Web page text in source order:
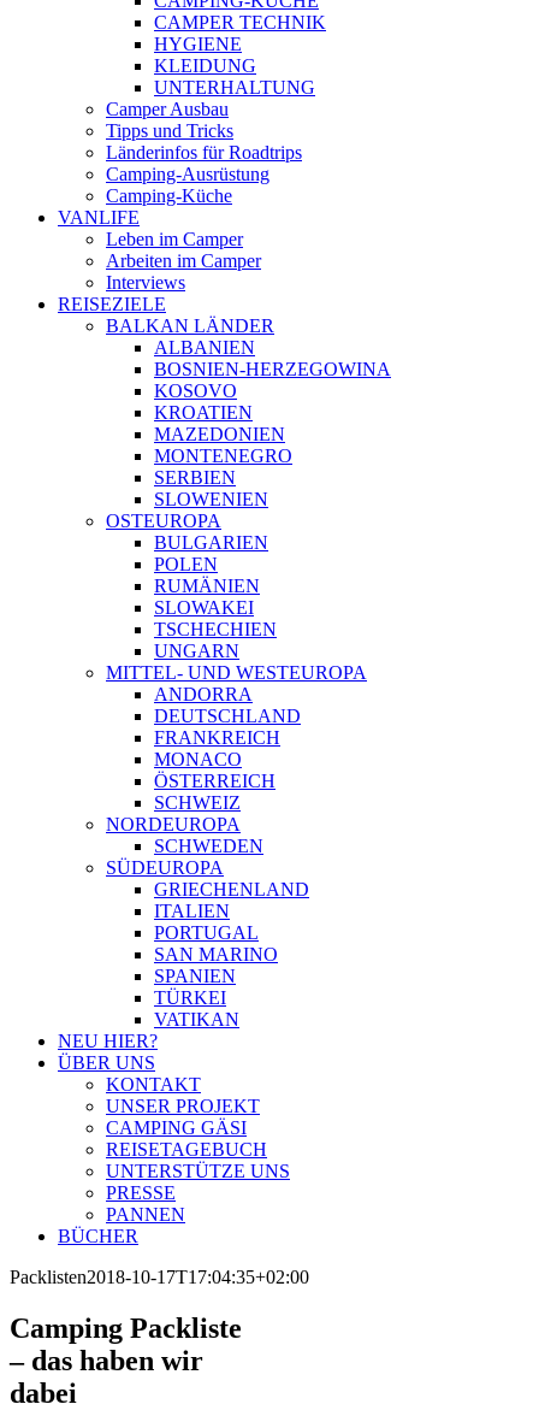
CAMPER TECHNIK
HYGIENE
KLEIDUNG
UNTERHALTUNG
Camper Ausbau
Tipps und Tricks
Länderinfos für Roadtrips
Camping-Ausrüstung
Camping-Küche
VANLIFE
Leben im Camper
Arbeiten im Camper
Interviews
REISEZIELE
BALKAN LÄNDER
ALBANIEN
BOSNIEN-HERZEGOWINA
KOSOVO
KROATIEN
MAZEDONIEN
MONTENEGRO
SERBIEN
SLOWENIEN
OSTEUROPA
BULGARIEN
POLEN
RUMÄNIEN
SLOWAKEI
TSCHECHIEN
UNGARN
MITTEL- UND WESTEUROPA
ANDORRA
DEUTSCHLAND
FRANKREICH
MONACO
ÖSTERREICH
SCHWEIZ
NORDEUROPA
SCHWEDEN
SÜDEUROPA
GRIECHENLAND
ITALIEN
PORTUGAL
SAN MARINO
SPANIEN
TÜRKEI
VATIKAN
NEU HIER?
ÜBER UNS
KONTAKT
UNSER PROJEKT
CAMPING GÄSI
REISETAGEBUCH
UNTERSTÜTZE UNS
PRESSE
PANNEN
BÜCHER
Packlisten2018-10-17T17:04:35+02:00
Camping Packliste
– das haben wir
dabei